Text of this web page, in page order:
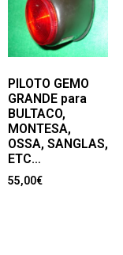
PILOTO GEMO
GRANDE para
BULTACO,
MONTESA,
OSSA, SANGLAS,
ETC…
55,00€